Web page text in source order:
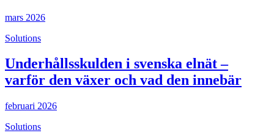
mars 2026
Solutions
Underhållsskulden i svenska elnät –
varför den växer och vad den innebär
februari 2026
Solutions